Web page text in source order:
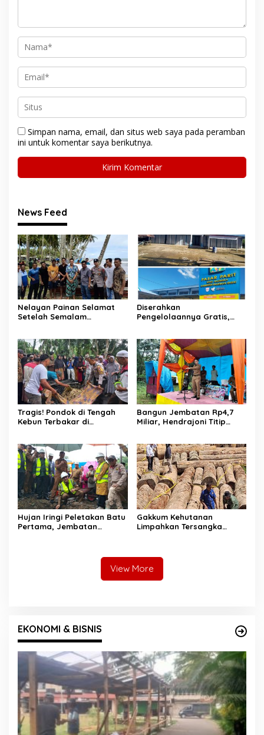
Simpan nama, email, dan situs web saya pada peramban
ini untuk komentar saya berikutnya.
News Feed
Nelayan Painan Selamat
Setelah Semalam
Selatan
Diserahkan
Pengelolaannya Gratis,
Kontrak Toko
Tragis! Pondok di Tengah
Kebun Terbakar di
Bakar
Bangun Jembatan Rp4,7
Miliar, Hendrajoni Titip
Sembarangan
Hujan Iringi Peletakan Batu
Pertama, Jembatan
Gakkum Kehutanan
Limpahkan Tersangka
View More
EKONOMI & BISNIS